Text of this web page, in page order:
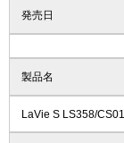
発売日
製品名
LaVie S LS358/